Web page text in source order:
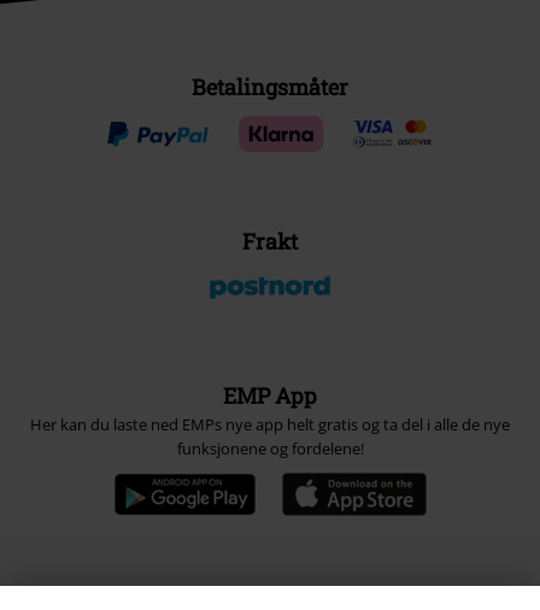
Betalingsmåter
Frakt
EMP App
Her kan du laste ned EMPs nye app helt gratis og ta del i alle de nye
funksjonene og fordelene!